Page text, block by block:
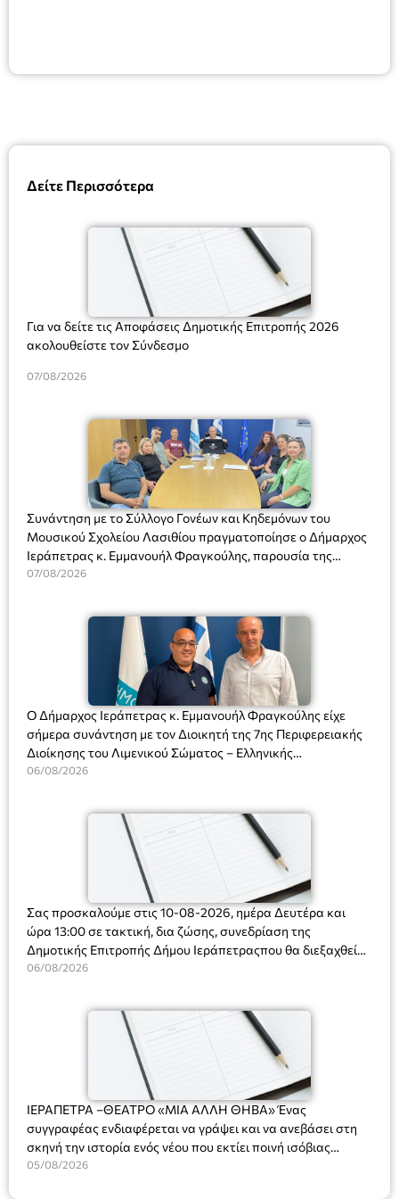
Δείτε Περισσότερα
Για να δείτε τις Αποφάσεις Δημοτικής Επιτροπής 2026
ακολουθείστε τον Σύνδεσμο
07/08/2026
Συνάντηση με το Σύλλογο Γονέων και Κηδεμόνων του
Μουσικού Σχολείου Λασιθίου πραγματοποίησε ο Δήμαρχος
Ιεράπετρας κ. Εμμανουήλ Φραγκούλης, παρουσία της
Διευθύντριας του σχολείου κας Μαριάννας Χαΐτα.
07/08/2026
Ο Δήμαρχος Ιεράπετρας κ. Εμμανουήλ Φραγκούλης είχε
σήμερα συνάντηση με τον Διοικητή της 7ης Περιφερειακής
Διοίκησης του Λιμενικού Σώματος – Ελληνικής
Ακτοφυλακής (Λ.Σ.-ΕΛ.ΑΚΤ.), Αρχιπλοίαρχο Λ.Σ. κ. Ιωάννη
06/08/2026
Σας προσκαλούμε στις 10-08-2026, ημέρα Δευτέρα και
ώρα 13:00 σε τακτική, δια ζώσης, συνεδρίαση της
Δημοτικής Επιτροπής Δήμου Ιεράπετραςπου θα διεξαχθεί
στο Δημοτικό Κατάστημα, Δημοκρατίας 31 στην αίθουσα
και λήψη αποφάσεων στα παρακάτω θέματα:
06/08/2026
ΙΕΡΑΠΕΤΡΑ –ΘΕΑΤΡΟ «ΜΙΑ ΑΛΛΗ ΘΗΒΑ» Ένας
συγγραφέας ενδιαφέρεται να γράψει και να ανεβάσει στη
σκηνή την ιστορία ενός νέου που εκτίει ποινή ισόβιας
κάθειρξης για πατροκτονία. Ένα πολυβραβευμένο έργο για
05/08/2026